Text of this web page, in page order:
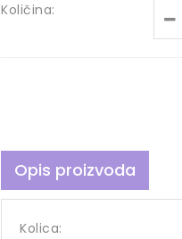
Količina:
Opis proizvoda
Kolica: